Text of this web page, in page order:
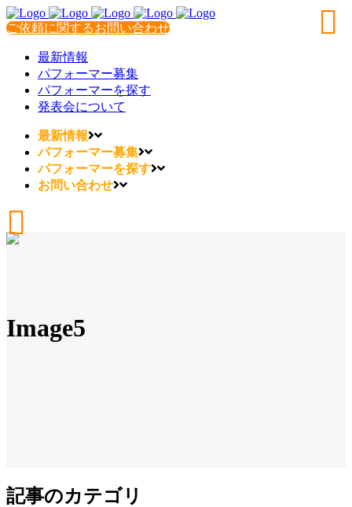
ご依頼に関するお問い合わせ
最新情報
パフォーマー募集
パフォーマーを探す
発表会について
最新情報
パフォーマー募集
パフォーマーを探す
お問い合わせ
Image5
記事のカテゴリ